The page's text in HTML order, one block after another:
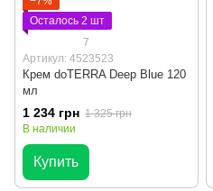
Осталось 2 шт
7
Артикул: 4523523
Крем doTERRA Deep Blue 120
мл
1 234 грн 1 325 грн
В наличии
Купить